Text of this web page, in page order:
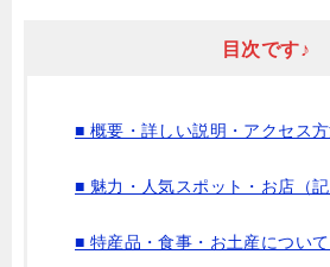
目次です♪
■ 概要・詳しい説明・アクセス方
■ 魅力・人気スポット・お店（記
■ 特産品・食事・お土産について